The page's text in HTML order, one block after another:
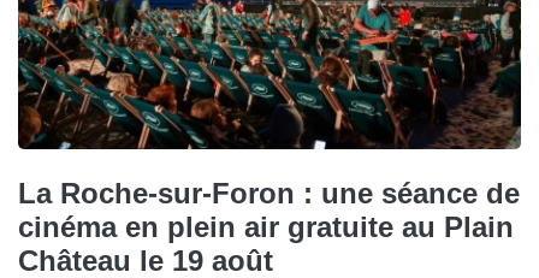
La Roche-sur-Foron : une séance de
cinéma en plein air gratuite au Plain
Château le 19 août